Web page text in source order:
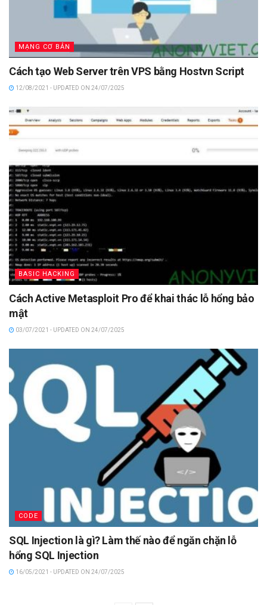
MẠNG CƠ BẢN
Cách tạo Web Server trên VPS bằng Hostvn Script
12/08/2021 - UPDATED ON 24/07/2025
BASIC HACKING
Cách Active Metasploit Pro để khai thác lỗ hổng bảo
mật
03/07/2021 - UPDATED ON 24/07/2025
CODE
SQL Injection là gì? Làm thế nào để ngăn chặn lỗ
hổng SQL Injection
16/05/2021 - UPDATED ON 24/07/2025